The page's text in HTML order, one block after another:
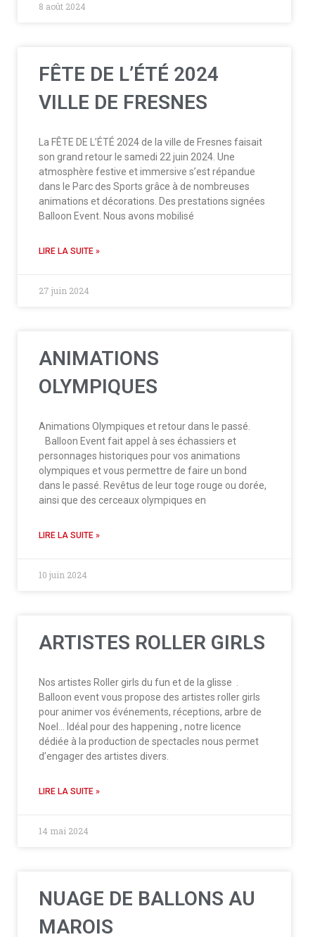
8 août 2024
FÊTE DE L’ÉTÉ 2024
VILLE DE FRESNES
La FÊTE DE L’ÉTÉ 2024 de la ville de Fresnes faisait
son grand retour le samedi 22 juin 2024. Une
atmosphère festive et immersive s’est répandue
dans le Parc des Sports grâce à de nombreuses
animations et décorations. Des prestations signées
Balloon Event. Nous avons mobilisé
LIRE LA SUITE »
27 juin 2024
ANIMATIONS
OLYMPIQUES
Animations Olympiques et retour dans le passé.
Balloon Event fait appel à ses échassiers et
personnages historiques pour vos animations
olympiques et vous permettre de faire un bond
dans le passé. Revêtus de leur toge rouge ou dorée,
ainsi que des cerceaux olympiques en
LIRE LA SUITE »
10 juin 2024
ARTISTES ROLLER GIRLS
Nos artistes Roller girls du fun et de la glisse .
Balloon event vous propose des artistes roller girls
pour animer vos événements, réceptions, arbre de
Noel… Idéal pour des happening , notre licence
dédiée à la production de spectacles nous permet
d’engager des artistes divers.
LIRE LA SUITE »
14 mai 2024
NUAGE DE BALLONS AU
MAROIS